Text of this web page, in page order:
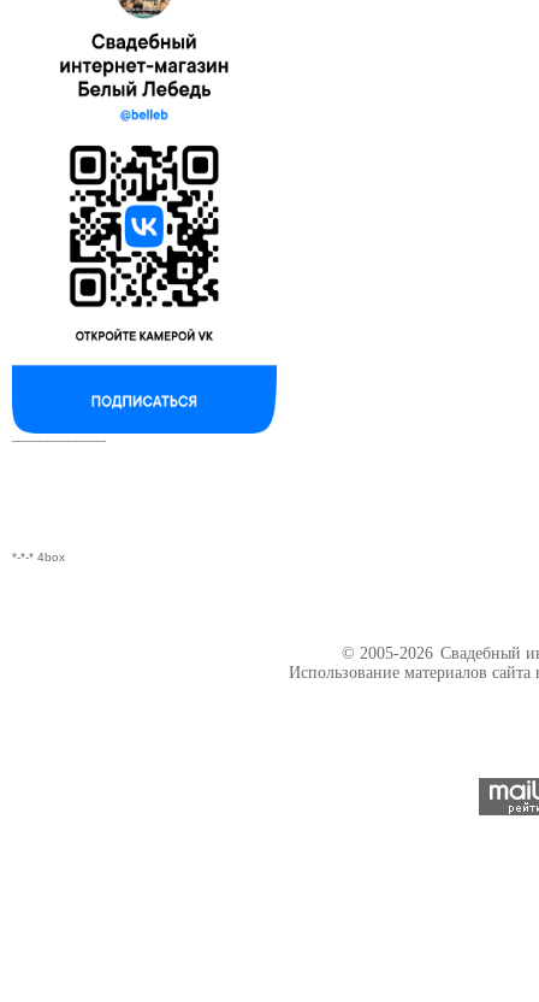
--------------------------
*-*-* 4box
© 2005-2026 Свадебный
Использование материалов